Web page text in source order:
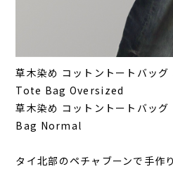
草木染め コットントートバッ
Tote Bag Oversized
草木染め コットントートバッ
Bag Normal
タイ北部のペチャブーンで手作